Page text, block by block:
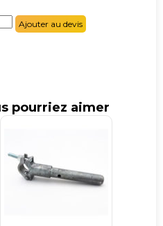
Ajouter au devis
pourriez aimer